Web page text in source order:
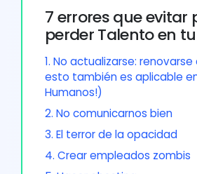
7 errores que evitar
perder Talento en
1. No actualizarse: renovarse
esto también es aplicable
Humanos!)
2. No comunicarnos bien
3. El terror de la opacidad
4. Crear empleados zombis